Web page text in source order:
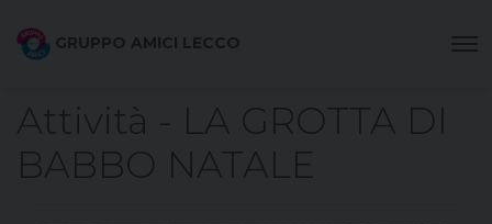
GRUPPO AMICI LECCO
Attività - LA GROTTA DI
BABBO NATALE